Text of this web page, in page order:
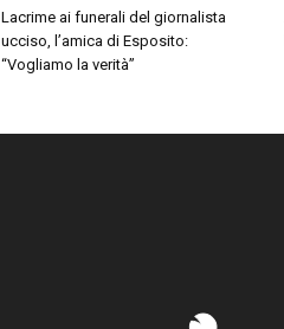
Lacrime ai funerali del giornalista
ucciso, l’amica di Esposito:
“Vogliamo la verità”